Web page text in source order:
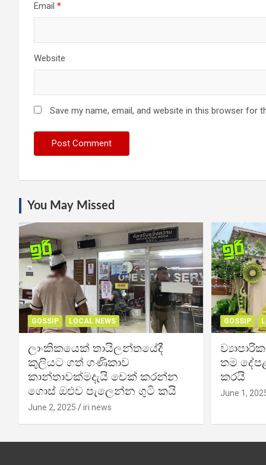
Email *
Website
Save my name, email, and website in this browser for
You May Missed
GOSSIP LOCAL NEWS
ලාංකිකයෙක් තායිලන්තයේදී
කුලියට ගත් ගණිකාව
කාන්තාවක්මදැයි චෙක් කරන්න
ගොස් ඔළුව පැලෙන්න ගුටි කයි
June 2, 2025 iri news
GOSSIP
තම
කරයි
June 1,